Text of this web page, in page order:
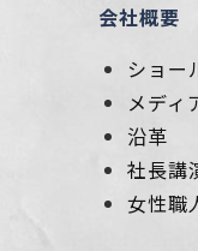
会社概要
ショー
メディ
沿革
社長講
女性職